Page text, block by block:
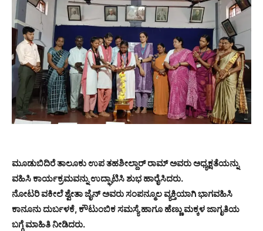
ಮೂಡುಬಿದಿರೆ ತಾಲೂಕು ಉಪ ತಹಶೀಲ್ದಾರ್ ರಾಮ್ ಅವರು ಅಧ್ಯಕ್ಷತೆಯನ್ನು
ವಹಿಸಿ ಕಾರ್ಯಕ್ರಮವನ್ನು ಉದ್ಘಾಟಿಸಿ ಶುಭ ಹಾರೈಸಿದರು.
ನೋಟರಿ ವಕೀಲೆ ಶ್ವೇತಾ ಜೈನ್ ಅವರು ಸಂಪನ್ಮೂಲ ವ್ಯಕ್ತಿಯಾಗಿ ಭಾಗವಹಿಸಿ
ಕಾನೂನು ದುರ್ಬಳಕೆ, ಕೌಟುಂಬಿಕ ಸಮಸ್ಯೆ ಹಾಗೂ ಹೆಣ್ಣು ಮಕ್ಕಳ ಜಾಗೃತಿಯ
ಬಗ್ಗೆ ಮಾಹಿತಿ ನೀಡಿದರು.